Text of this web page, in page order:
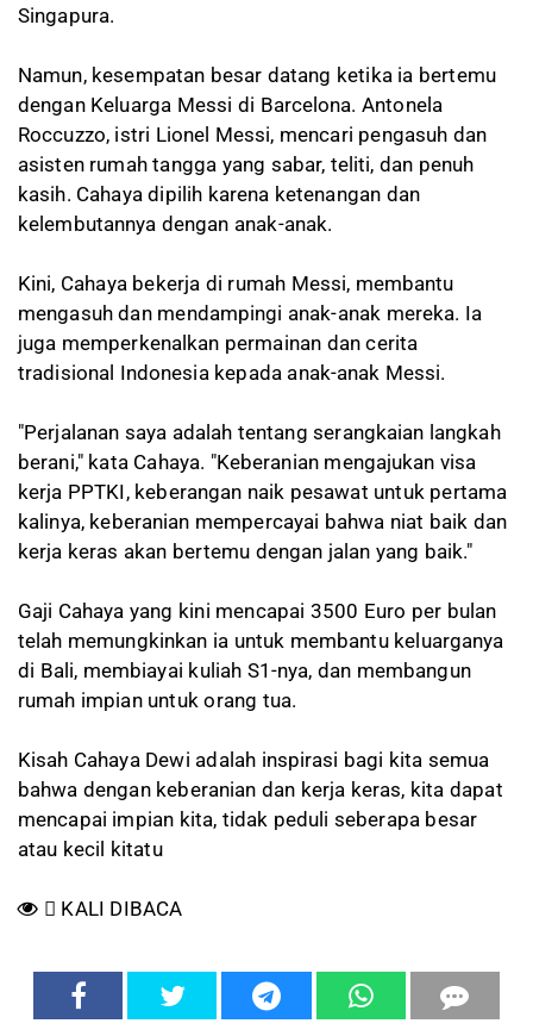
Singapura.
Namun, kesempatan besar datang ketika ia bertemu
dengan Keluarga Messi di Barcelona. Antonela
Roccuzzo, istri Lionel Messi, mencari pengasuh dan
asisten rumah tangga yang sabar, teliti, dan penuh
kasih. Cahaya dipilih karena ketenangan dan
kelembutannya dengan anak-anak.
Kini, Cahaya bekerja di rumah Messi, membantu
mengasuh dan mendampingi anak-anak mereka. Ia
juga memperkenalkan permainan dan cerita
tradisional Indonesia kepada anak-anak Messi.
"Perjalanan saya adalah tentang serangkaian langkah
berani," kata Cahaya. "Keberanian mengajukan visa
kerja PPTKI, keberangan naik pesawat untuk pertama
kalinya, keberanian mempercayai bahwa niat baik dan
kerja keras akan bertemu dengan jalan yang baik."
Gaji Cahaya yang kini mencapai 3500 Euro per bulan
telah memungkinkan ia untuk membantu keluarganya
di Bali, membiayai kuliah S1-nya, dan membangun
rumah impian untuk orang tua.
Kisah Cahaya Dewi adalah inspirasi bagi kita semua
bahwa dengan keberanian dan kerja keras, kita dapat
mencapai impian kita, tidak peduli seberapa besar
atau kecil kitatu
KALI DIBACA